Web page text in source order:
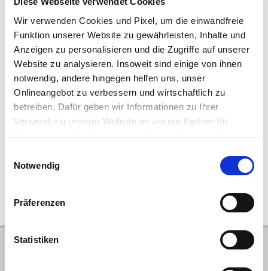
Wir verwenden Cookies und Pixel, um die einwandfreie
Funktion unserer Website zu gewährleisten, Inhalte und
Anzeigen zu personalisieren und die Zugriffe auf unserer
Website zu analysieren. Insoweit sind einige von ihnen
notwendig, andere hingegen helfen uns, unser
Onlineangebot zu verbessern und wirtschaftlich zu
betreiben. Dafür geben wir Informationen zu Ihrer
Verwendung unserer Website an unsere Partner für
Werbung und Analysen weiter. Dies umfasst auch die
(Google LLC/ USA) führt diese Informationen
möglicherweise mit weiteren Daten zusammen, die Sie
persönlichen Accounts) oder welche Sie im Rahmen Ihrer
Nutzungsdaten anderer Geräte). Ihre Einwilligung
umfasst auch ggf. zu den beschriebenen Zwecken eine
Notwendig
Präferenzen
Statistiken
Fabricant: ATLAS-COPCO
QAS 20
Année de construction: 2018 Heures:
5.131
Numéro de référence:18047690 Emplacement: Falkenhagen
9.900,00 €
11.781,00 € (brut, 19% TVA incl.)
Demande d'achat directe
Ajouter à la liste des
préférences
|50